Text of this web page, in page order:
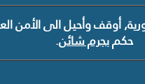
أوقف وأحيل الى الأمن
حكمبجرم شائن.